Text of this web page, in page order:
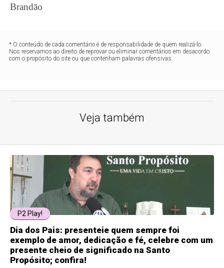
Brandão
* O conteúdo de cada comentário é de responsabilidade de quem realizá-lo.
Nos reservamos ao direito de reprovar ou eliminar comentários em desacordo
com o propósito do site ou que contenham palavras ofensivas.
Veja também
P2 Play!
Dia dos Pais: presenteie quem sempre foi
exemplo de amor, dedicação e fé, celebre com um
presente cheio de significado na Santo
Propósito; confira!